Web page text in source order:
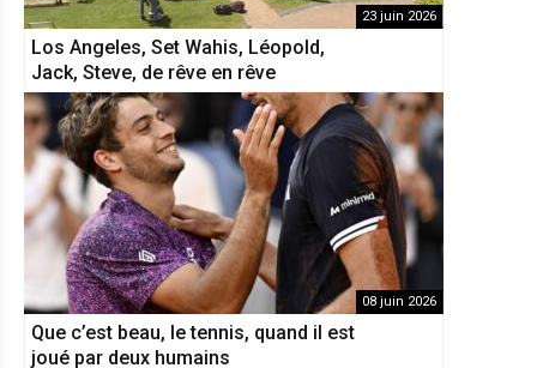
23 juin 2026
Los Angeles, Set Wahis, Léopold,
Jack, Steve, de rêve en rêve
08 juin 2026
Que c’est beau, le tennis, quand il est
joué par deux humains